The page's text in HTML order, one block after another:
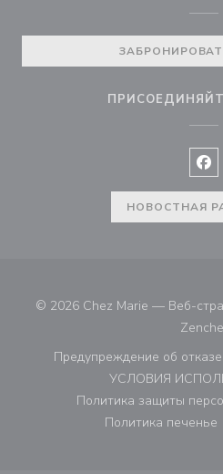
НОВОСТНАЯ
© 2026 Chez Marie — Веб-
Предупреждение об
УСЛОВИЯ
Политика защиты
Политика печенье